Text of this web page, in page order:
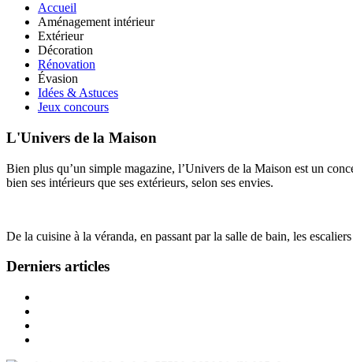
Accueil
Aménagement intérieur
Extérieur
Décoration
Rénovation
Évasion
Idées & Astuces
Jeux concours
L'Univers de la Maison
Bien plus qu’un simple magazine, l’Univers de la Maison est un
bien ses intérieurs que ses extérieurs, selon ses envies.
De la cuisine à la véranda, en passant par la salle de bain, les
Derniers articles